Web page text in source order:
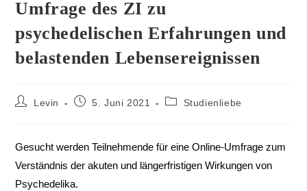
Umfrage des ZI zu
psychedelischen Erfahrungen und
belastenden Lebensereignissen
Levin 5. Juni 2021 Studienliebe
Gesucht werden Teilnehmende für eine Online-Umfrage zum
Verständnis der akuten und längerfristigen Wirkungen von
Psychedelika.